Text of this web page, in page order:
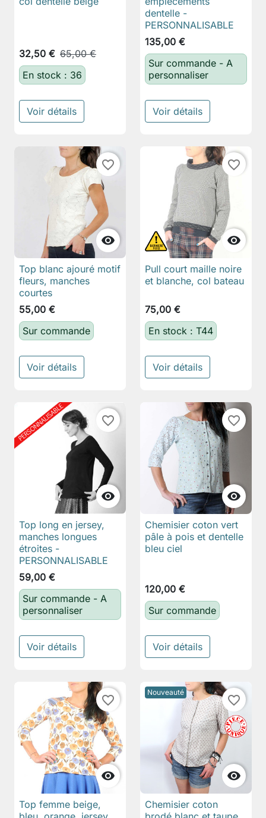
32,50 € 65,00 €
En stock : 36
Voir détails
dentelle -
PERSONNALISABLE
135,00 €
Sur commande - A
personnaliser
Voir détails

favorite_border
Top blanc ajouré motif
fleurs, manches
courtes
55,00 €
Sur commande
Voir détails

favorite_border
Pull court maille noire
et blanche, col bateau
75,00 €
En stock : T44
Voir détails

favorite_border
Top long en jersey,
manches longues
étroites -
PERSONNALISABLE
59,00 €
Sur commande - A
personnaliser
Voir détails

favorite_border
Chemisier coton vert
pâle à pois et dentelle
bleu ciel
120,00 €
Sur commande
Voir détails

favorite_border
Top femme beige,
Nouveauté

favorite_border
Chemisier coton